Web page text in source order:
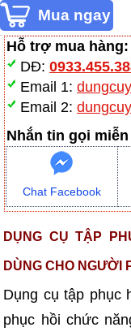
Hỗ trợ mua hàng:
DĐ:
Email 1:
Email 2:
Nhắn tin gọi
Chat Facebook
DỤNG CỤ TẬP
DÙNG CHO NGƯỜI
Dụng cụ tập phục
phục hồi chức